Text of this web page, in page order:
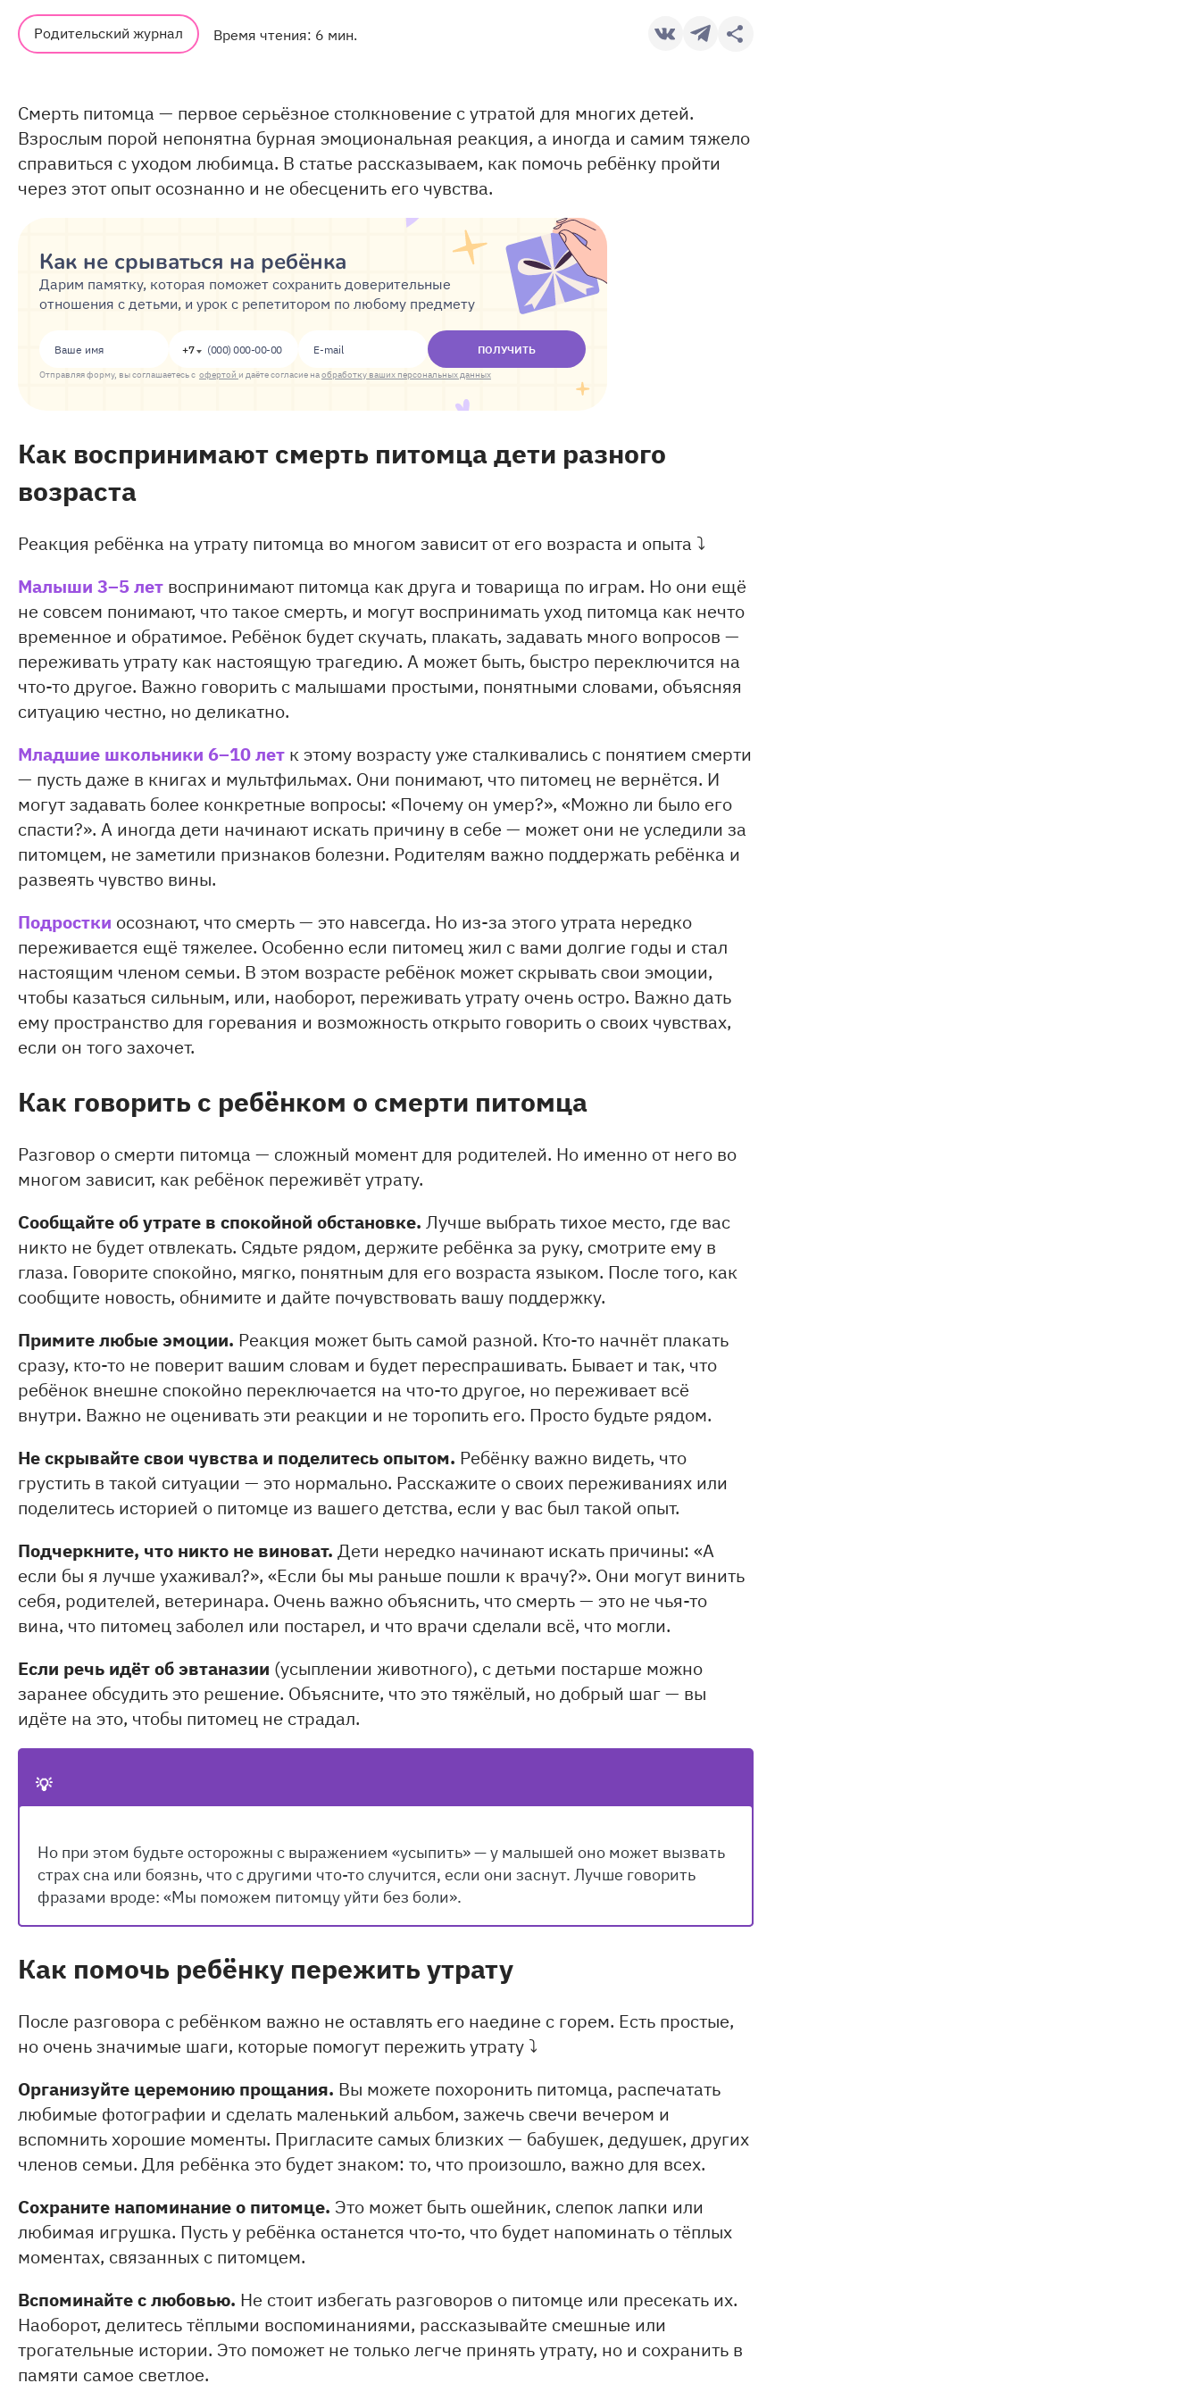
Родительский журнал Время чтения: 6 мин.
Смерть питомца — первое серьёзное столкновение с утратой для многих детей.
Взрослым порой непонятна бурная эмоциональная реакция, а иногда и самим тяжело
справиться с уходом любимца. В статье рассказываем, как помочь ребёнку пройти
через этот опыт осознанно и не обесценить его чувства.
Как не срываться на ребёнка
Дарим памятку, которая поможет сохранить доверительные
отношения с детьми, и урок с репетитором по любому предмету
+7 ПОЛУЧИТЬ
Отправляя форму, вы соглашаетесь с офертой и даёте согласие наобработку ваших персональных данных
Как воспринимают смерть питомца дети разного
возраста
Реакция ребёнка на утрату питомца во многом зависит от его возраста и опыта ⤵
Малыши 3–5 лет воспринимают питомца как друга и товарища по играм. Но они ещё
не совсем понимают, что такое смерть, и могут воспринимать уход питомца как нечто
временное и обратимое. Ребёнок будет скучать, плакать, задавать много вопросов —
переживать утрату как настоящую трагедию. А может быть, быстро переключится на
что-то другое. Важно говорить с малышами простыми, понятными словами, объясняя
ситуацию честно, но деликатно.
Младшие школьники 6–10 лет к этому возрастууже сталкивались с понятием смерти
— пусть даже в книгах и мультфильмах. Они понимают, что питомец не вернётся. И
могут задавать более конкретные вопросы: «Почему он умер?», «Можно ли было его
спасти?». А иногда дети начинают искать причину в себе — может они не уследили за
питомцем, не заметили признаков болезни. Родителям важно поддержать ребёнка и
развеять чувство вины.
Подростки осознают, что смерть — это навсегда. Но из-за этого утрата нередко
переживается ещё тяжелее. Особенно если питомец жил с вами долгие годы и стал
настоящим членом семьи. В этом возрасте ребёнок может скрывать свои эмоции,
чтобы казаться сильным, или, наоборот, переживать утрату очень остро. Важно дать
ему пространство для горевания и возможность открыто говорить о своих чувствах,
если он того захочет.
Как говорить с ребёнком о смерти питомца
Разговор о смерти питомца — сложный момент для родителей. Но именно от него во
многом зависит, как ребёнок переживёт утрату.
Сообщайте об утрате в спокойной обстановке. Лучше выбрать тихое место, где вас
никто не будет отвлекать. Сядьте рядом, держите ребёнка за руку, смотрите ему в
глаза. Говорите спокойно, мягко, понятным для его возраста языком. После того, как
сообщите новость, обнимите и дайте почувствовать вашу поддержку.
Примите любые эмоции. Реакция может быть самой разной. Кто-то начнёт плакать
сразу, кто-то не поверит вашим словам и будет переспрашивать. Бывает и так, что
ребёнок внешне спокойно переключается на что-то другое, но переживает всё
внутри. Важно не оценивать эти реакции и не торопить его. Просто будьте рядом.
Не скрывайте свои чувства и поделитесь опытом. Ребёнку важно видеть, что
грустить в такой ситуации — это нормально. Расскажите о своих переживаниях или
поделитесь историей о питомце из вашего детства, если у вас был такой опыт.
Подчеркните, что никто не виноват. Дети нередко начинают искать причины: «А
если бы я лучше ухаживал?», «Если бы мы раньше пошли к врачу?». Они могут винить
себя, родителей, ветеринара. Очень важно объяснить, что смерть — это не чья-то
вина, что питомец заболел или постарел, и что врачи сделали всё, что могли.
Если речь идёт об эвтаназии (усыплении животного), с детьми постарше можно
заранее обсудить это решение. Объясните, что это тяжёлый, но добрый шаг — вы
идёте на это, чтобы питомец не страдал.
💡
Но при этом будьте осторожны с выражением «усыпить» — у малышей оно может вызвать
страх сна или боязнь, что с другими что-то случится, если они заснут. Лучше говорить
фразами вроде: «Мы поможем питомцу уйти без боли».
Как помочь ребёнку пережить утрату
После разговора с ребёнком важно не оставлять его наедине с горем. Есть простые,
но очень значимые шаги, которые помогут пережить утрату ⤵
Организуйте церемонию прощания. Вы можете похоронить питомца, распечатать
любимые фотографии и сделать маленький альбом, зажечь свечи вечером и
вспомнить хорошие моменты. Пригласите самых близких — бабушек, дедушек, других
членов семьи. Для ребёнка это будет знаком: то, что произошло, важно для всех.
Сохраните напоминание о питомце. Это может быть ошейник, слепок лапки или
любимая игрушка. Пусть у ребёнка останется что-то, что будет напоминать о тёплых
моментах, связанных с питомцем.
Вспоминайте с любовью. Не стоит избегать разговоров о питомце или пресекать их.
Наоборот, делитесь тёплыми воспоминаниями, рассказывайте смешные или
трогательные истории. Это поможет не только легче принять утрату, но и сохранить в
памяти самое светлое.